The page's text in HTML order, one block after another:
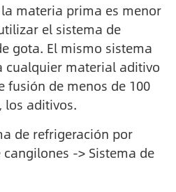
materia prima es menor
el sistema de
gota. El mismo sistema
cualquier material aditivo
fusión de menos de 100
los aditivos.
de refrigeración por
-> Sistema de